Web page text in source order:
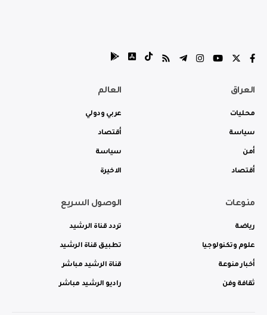
العراق
محليات
سياسة
أمن
أقتصاد
العالم
عربي ودولي
أقتصاد
سياسة
الاخيرة
منوعات
رياضة
علوم وتكنولوجيا
أخبار منوعة
ثقافة وفن
الوصول السريع
تردد قناة الرشيد
تطبيق قناة الرشيد
قناة الرشيد مباشر
راديو الرشيد مباشر